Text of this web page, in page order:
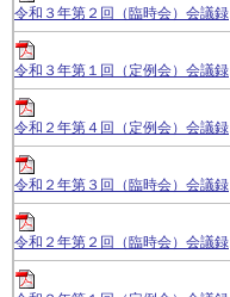
令和３年第２回（臨時会）会議録
令和３年第１回（定例会）会議録
令和２年第４回（定例会）会議録
令和２年第３回（臨時会）会議録
令和２年第２回（臨時会）会議録